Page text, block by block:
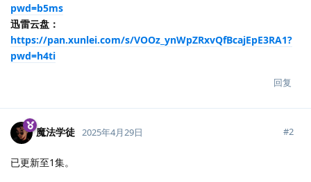
pwd=b5ms
迅雷云盘：
https://pan.xunlei.com/s/VOOz_ynWpZRxvQfBcajEpE3RA1?
pwd=h4ti
回复
魔法学徒 2025年4月29日 #2
已更新至1集。